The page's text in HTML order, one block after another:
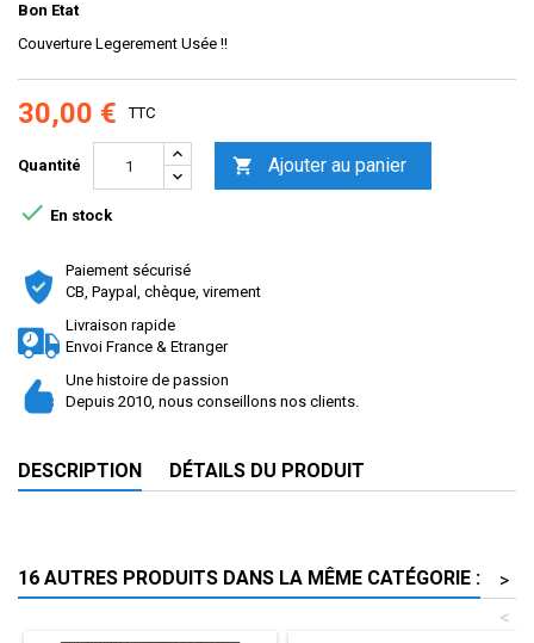
Bon Etat
Couverture Legerement Usée !!
30,00 € TTC
Quantité  Ajouter au panier
 En stock
Paiement sécurisé
CB, Paypal, chèque, virement
Livraison rapide
Envoi France & Etranger
Une histoire de passion
Depuis 2010, nous conseillons nos clients.
DESCRIPTION DÉTAILS DU PRODUIT
16 AUTRES PRODUITS DANS LA MÊME CATÉGORIE :
>
<